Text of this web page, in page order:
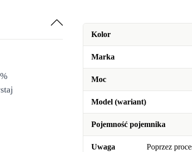
Kolor
Marka
Moc
Model (wariant)
Pojemność pojemnika
Uwaga
Poprzez